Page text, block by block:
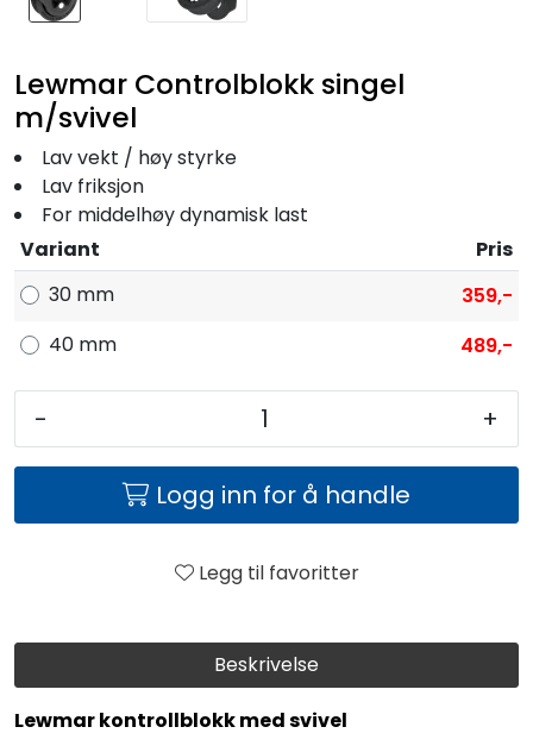
Beskrivelse
Lewmar kontrollblokk med svivel
Lewmar Controlblokk singel
m/svivel
Lav vekt / høy styrke
Lav friksjon
For middelhøy dynamisk last
Variant
Pris
30 mm
359,-
40 mm
489,-
- +
Logg inn for å handle
Legg til favoritter